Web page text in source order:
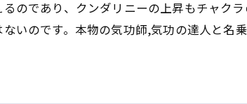
のであり、クンダリニーの上昇もチャク
いのです。本物の気功師,気功の達人と名